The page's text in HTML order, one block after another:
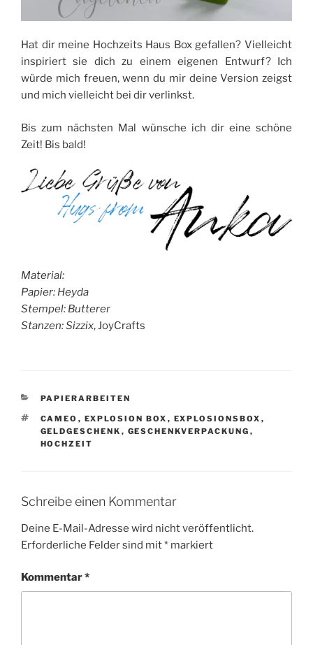
Hat dir meine Hochzeits Haus Box gefallen? Vielleicht
inspiriert sie dich zu einem eigenen Entwurf? Ich
würde mich freuen, wenn du mir deine Version zeigst
und mich vielleicht bei dir verlinkst.
Bis zum nächsten Mal wünsche ich dir eine schöne
Zeit! Bis bald!
Material:
Papier: Heyda
Stempel: Butterer
Stanzen: Sizzix, JoyCrafts
KATEGORIEN
PAPIERARBEITEN
SCHLAGWÖRTER
CAMEO , EXPLOSION BOX , EXPLOSIONSBOX ,
GELDGESCHENK , GESCHENKVERPACKUNG ,
HOCHZEIT
Schreibe einen Kommentar
Deine E-Mail-Adresse wird nicht veröffentlicht.
Erforderliche Felder sind mit* markiert
Kommentar*